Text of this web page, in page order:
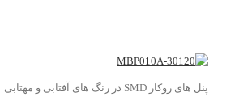
پنل های روکار SMD در رنگ های آفتابی و مهتابی